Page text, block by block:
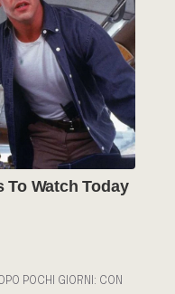
POCHI GIORNI: CON